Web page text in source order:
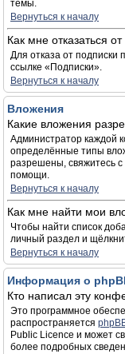
темы.
Вернуться к началу
Как мне отказаться
Для отказа от подписки
ссылке «Подписки».
Вернуться к началу
Вложения
Какие вложения
Администратор каждой
определённые типы
разрешены, свяжитесь
помощи.
Вернуться к началу
Как мне найти мои
Чтобы найти список
личный раздел и
Вернуться к началу
Информация о
Кто написал эту
Это программное
распространяется
Public Licence и может
более подробных